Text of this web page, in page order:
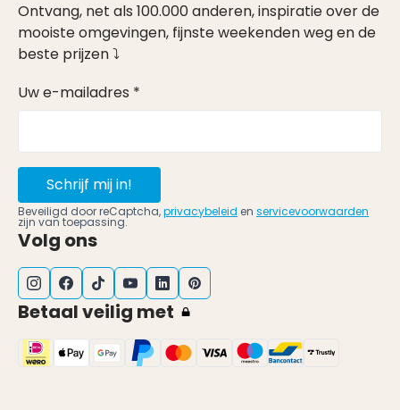
Ontvang, net als 100.000 anderen, inspiratie over de
mooiste omgevingen, fijnste weekenden weg en de
beste prijzen ⤵
Uw e-mailadres *
Schrijf mij in!
Beveiligd door reCaptcha,privacybeleid en servicevoorwaarden
zijn van toepassing.
Volg ons
Betaal veilig met